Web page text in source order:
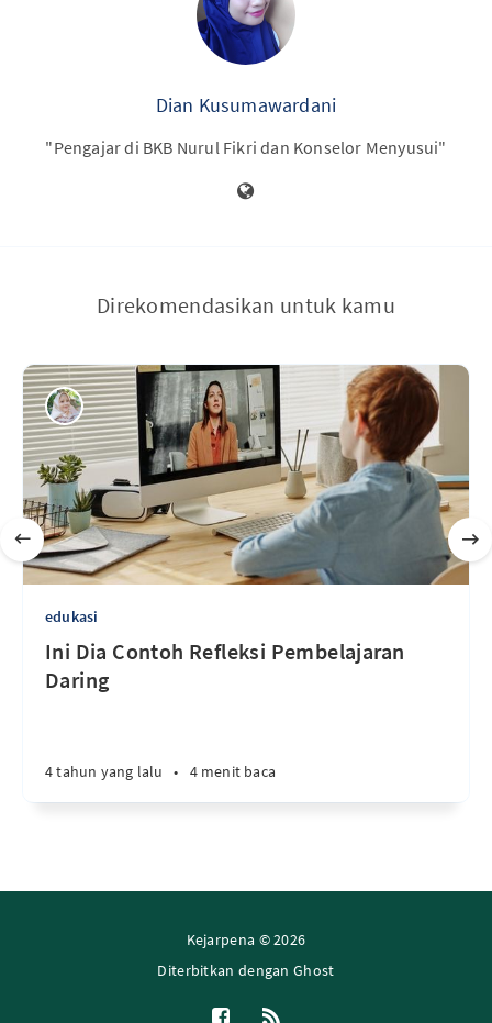
Dian Kusumawardani
"Pengajar di BKB Nurul Fikri dan Konselor Menyusui"
Direkomendasikan untuk kamu
edukasi
Ini Dia Contoh Refleksi Pembelajaran
Daring
4 tahun yang lalu • 4 menit baca
Kejarpena © 2026
Diterbitkan denganGhost